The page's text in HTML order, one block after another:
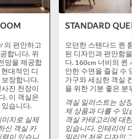
의 편안하고
합니다. 위
을 제공합
대적인 디
진 천장이
. 이 객실은
습니다.
지로 실제
신 객실 카
이 있습니
: 버밀리언
모던한 스탠다드 퀸
된 디자인과 편안함
다. 160cm 너비의
안한 수면을 즐길 수
을 위한 기분 좋은
객실 일러스트는 상
제 상품과 다를 수
객실 카테고리에 대
있습니다. 인테리어
밀리언 저우 디자인
모든 객실 기능 보기